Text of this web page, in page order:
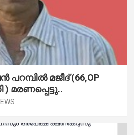
പറമ്പിൽ മജീദ് (66,OP
) മരണപ്പെട്ടു..